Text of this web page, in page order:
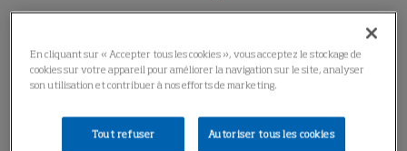
En cliquant sur « Accepter tous les cookies », vous acceptez le stockage de
cookies sur votre appareil pour améliorer la navigation sur le site, analyser
son utilisation et contribuer à nos efforts de marketing.
Tout refuser Autoriser tous les cookies